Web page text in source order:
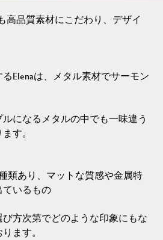
高品質素材にこだわり、デザイ
Elenaは、メタル素材でサーモン
になるメタルの中でも一味違う
す。
類あり、マットな質感や金属特
いるもの
方次第でどのような印象にもな
ます。